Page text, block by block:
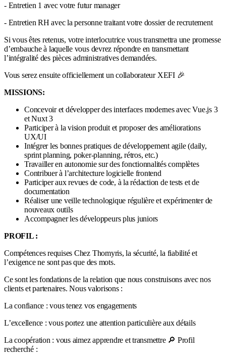
- Entretien 1 avec votre futur manager
- Entretien RH avec la personne traitant votre dossier de recrutement
Si vous êtes retenus, votre interlocutrice vous transmettra une promesse
d’embauche à laquelle vous devrez répondre en transmettant
l’intégralité des pièces administratives demandées.
Vous serez ensuite officiellement un collaborateur XEFI 🎉
MISSIONS:
Concevoir et développer des interfaces modernes avec Vue.js 3
et Nuxt 3
Participer à la vision produit et proposer des améliorations
UX/UI
Intégrer les bonnes pratiques de développement agile (daily,
sprint planning, poker-planning, rétros, etc.)
Travailler en autonomie sur des fonctionnalités complètes
Contribuer à l’architecture logicielle frontend
Participer aux revues de code, à la rédaction de tests et de
documentation
Réaliser une veille technologique régulière et expérimenter de
nouveaux outils
Accompagner les développeurs plus juniors
PROFIL :
Compétences requises Chez Thomyris, la sécurité, la fiabilité et
l’exigence ne sont pas que des mots.
Ce sont les fondations de la relation que nous construisons avec nos
clients et partenaires. Nous valorisons :
La confiance : vous tenez vos engagements
L’excellence : vous portez une attention particulière aux détails
La coopération : vous aimez apprendre et transmettre 🔎 Profil
recherché :